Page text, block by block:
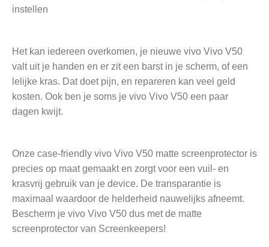
instellen
Het kan iedereen overkomen, je nieuwe vivo Vivo V50
valt uit je handen en er zit een barst in je scherm, of een
lelijke kras. Dat doet pijn, en repareren kan veel geld
kosten. Ook ben je soms je vivo Vivo V50 een paar
dagen kwijt.
Onze case-friendly vivo Vivo V50 matte screenprotector is
precies op maat gemaakt en zorgt voor een vuil- en
krasvrij gebruik van je device. De transparantie is
maximaal waardoor de helderheid nauwelijks afneemt.
Bescherm je vivo Vivo V50 dus met de matte
screenprotector van Screenkeepers!